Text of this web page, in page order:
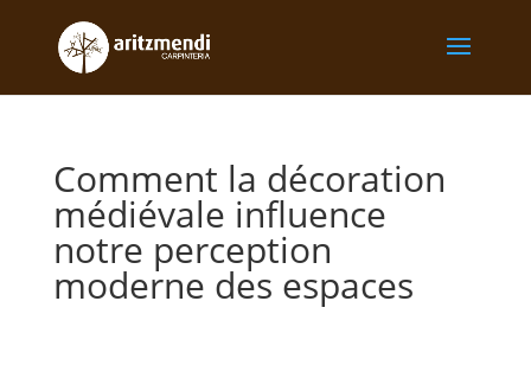
Comment la décoration
médiévale influence
notre perception
moderne des espaces